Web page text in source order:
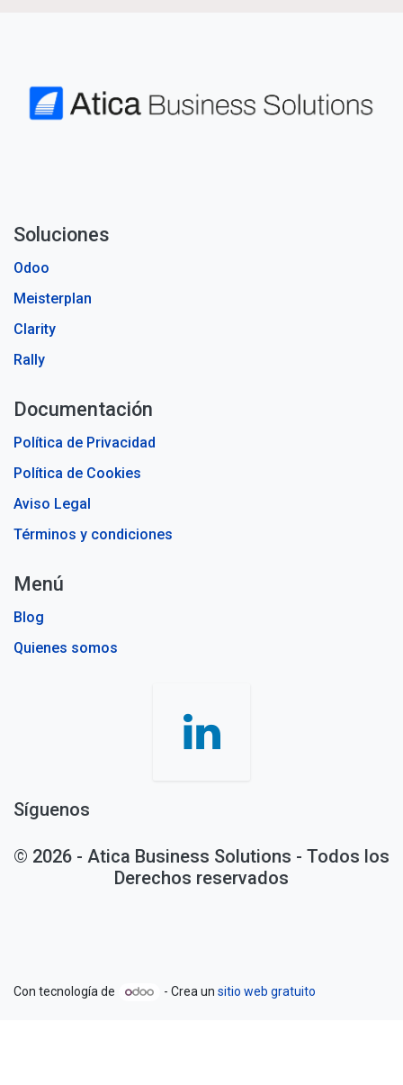
Soluciones
Odoo
Meisterplan
Clarity
Rally
Documentación
Política de Privacidad
Política de Cookies
Aviso Legal
Términos y condiciones
Menú
Blog
Quienes somos
Síguenos
© 2026 - Atica Business Solutions - Todos los
Derechos reservados
Con tecnología de - Crea unsitio web gratuito